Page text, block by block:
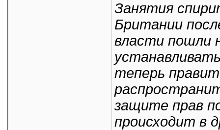
Занятия
Британии
власти пошли
теперь
защите прав
происходит в